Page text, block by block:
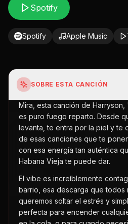
Spotify
Spotify Apple Music
SOBRE ESTA CANCIÓN
Mira, esta canción de Harryson,
es puro fuego reparto. Desde
levanta, te entra por la piel y te
de esas canciones que te
con esa energía tan auténtica
Habana Vieja te puede dar.
El vibe es increíblemente
barrio, esa descarga que todos
queremos soltar el estrés y
perfecta para encender